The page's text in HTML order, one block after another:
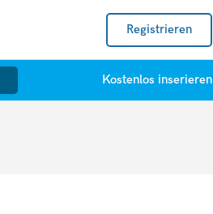
Registrieren
Kostenlos inserieren